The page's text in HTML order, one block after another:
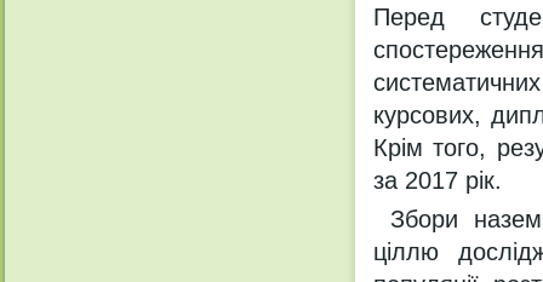
Перед
курсових,
Крім того,
за 2017 рік.
Збори
ціллю